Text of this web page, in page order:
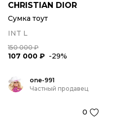
CHRISTIAN DIOR
Сумка тоут
INT L
150 000 ₽
107 000 ₽ -29%
one-991
Частный продавец
0